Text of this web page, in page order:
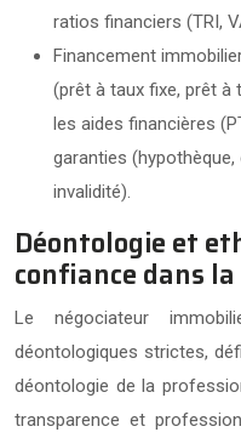
ratios financiers (TRI,
Financement
(prêt à taux fixe, prêt à
les aides financières
garanties
invalidité).
Déontologie et
confiance dans
Le négociateur
déontologiques strictes,
déontologie de la
transparence et